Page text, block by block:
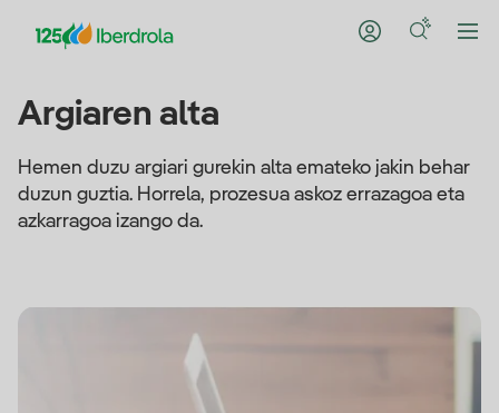
Argiaren alta
Hemen duzu argiari gurekin alta emateko jakin behar
duzun guztia. Horrela, prozesua askoz errazagoa eta
azkarragoa izango da.